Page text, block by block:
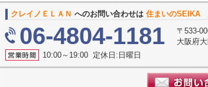
クレイノＥＬＡＮ へのお問い合わせは 住まいのSEIKA
06-4804-1181
〒533-
大阪府
10:00～19:00 定休日:日曜日